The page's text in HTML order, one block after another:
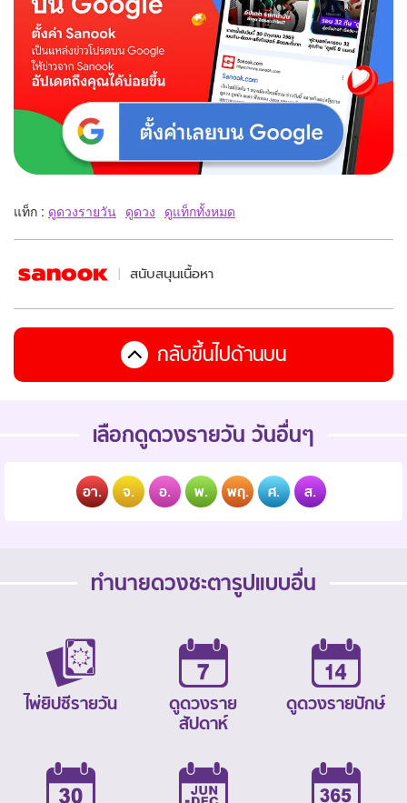
แท็ก : ดูดวงรายวัน ดูดวง ดูแท็กทั้งหมด
สนับสนุนเนื้อหา
กลับขึ้นไปด้านบน
เลือกดูดวงรายวัน วันอื่นๆ
อา. จ. อ. พ. พฤ. ศ. ส.
ทำนายดวงชะตารูปแบบอื่น
ไพ่ยิปซีรายวัน
ดูดวงราย
สัปดาห์
ดูดวงรายปักษ์